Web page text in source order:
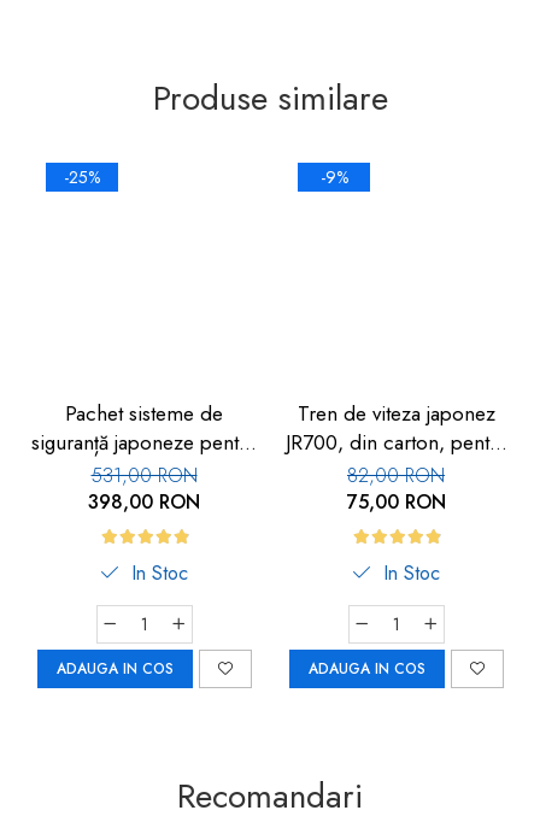
Produse similare
-25%
Pachet sisteme de
siguranță japoneze pentru
copii, 11 piese
531,00 RON
398,00 RON
In Stoc
ADAUGA IN COS
-9%
Tren de viteza japonez
JR700, din carton, pentru
copii, alb
82,00 RON
75,00 RON
In Stoc
ADAUGA IN COS
Recomandari